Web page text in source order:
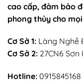
cao cấp, đảm bảo
phong thủy cho
Cơ Sở 1: Làng Nghề
Cơ Sở 2: 27CN6 Sơn
Hotline: 0915845168